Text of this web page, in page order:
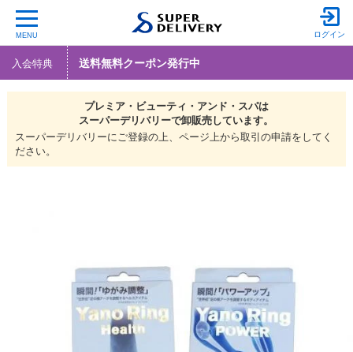
MENU ログイン
入会特典 送料無料クーポン発行中
プレミア・ビューティ・アンド・スパは
スーパーデリバリーで卸販売しています。
スーパーデリバリーにご登録の上、ページ上から取引の申請をしてく
ださい。